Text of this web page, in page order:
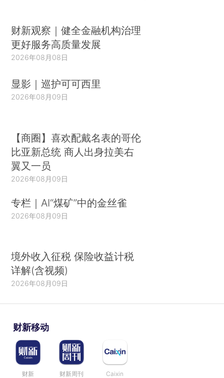
财新观察｜健全金融机构治理
更好服务高质量发展
2026年08月08日
显影｜巡护可可西里
2026年08月09日
【商圈】喜欢配戴名表的哥伦
比亚新总统 商人出身拉美右
翼又一员
2026年08月09日
专栏｜AI“煤矿”中的金丝雀
2026年08月09日
境外收入征税 保险收益计税
详解(含视频)
2026年08月09日
财新移动
财新 财新周刊 Caixin